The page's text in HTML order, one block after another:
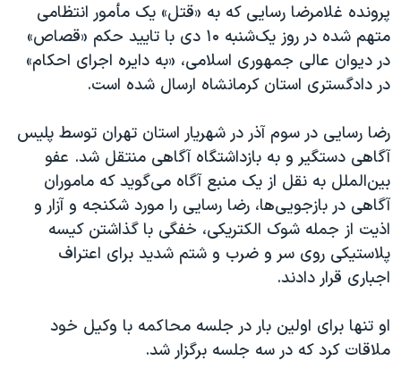
پرونده غلامرضا رسایی که به «قتل» یک مأمور انتظامی
متهم شده در روز یک‌شنبه ۱۰ دی با تایید حکم «قصاص»
در دیوان عالی جمهوری اسلامی، «به دایره اجرای احکام»
در دادگستری استان کرمانشاه ارسال شده است.
رضا رسایی در سوم آذر در شهریار استان تهران توسط پلیس
آگاهی دستگیر و به بازداشتگاه آگاهی منتقل شد. عفو
بین‌الملل به نقل از یک منبع آگاه می‌گوید که ماموران
آگاهی در بازجویی‌ها، رضا رسایی را مورد شکنجه و آزار و
اذیت از جمله شوک الکتریکی، خفگی با گذاشتن کیسه
پلاستیکی روی سر و ضرب و شتم شدید برای اعتراف‌
اجباری قرار دادند.
او تنها برای اولین بار در جلسه محاکمه با وکیل خود
ملاقات کرد که در سه جلسه برگزار شد.